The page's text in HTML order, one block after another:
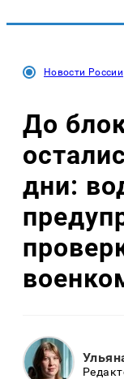
Новости России
До
дни: